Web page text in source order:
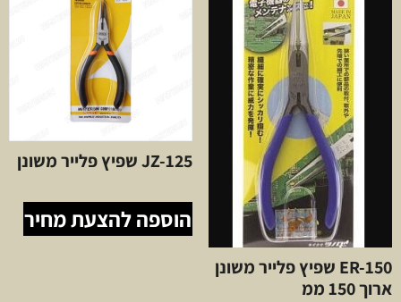
ER-150 שפיץ פלייר משונן
ארוך 150 ממ
JZ-125 שפיץ פלייר משונן
הוספה להצעת מחיר